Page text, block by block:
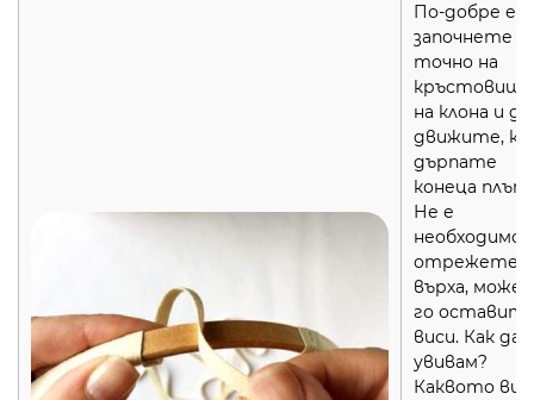
По-добре е
започнете
точно на
на клона и
движите,
дърпате
конеца
Не е
необходимо
отрежете
върха, може
го
виси. Как да
увивам?
Каквото ви